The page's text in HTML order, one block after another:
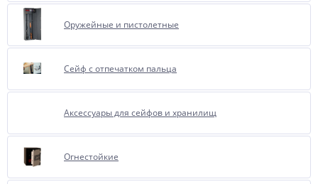
сейфа и внутреннего цвета
из однотипного тона, чтобы
При обращении к нам, менеджеры
Вас об этой опции.
Оружейные и пистолетные
Сейф с отпечатком пальца
Аксессуары для сейфов и хранилищ
Огнестойкие